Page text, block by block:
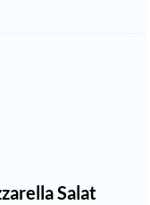
Salat